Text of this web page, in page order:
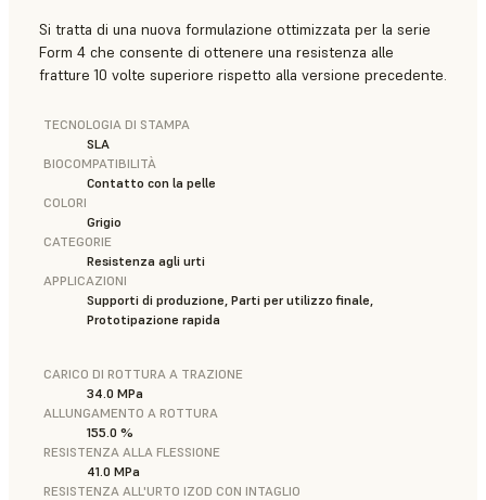
Si tratta di una nuova formulazione ottimizzata per la serie
Form 4 che consente di ottenere una resistenza alle
fratture 10 volte superiore rispetto alla versione precedente.
TECNOLOGIA DI STAMPA
SLA
BIOCOMPATIBILITÀ
Contatto con la pelle
COLORI
Grigio
CATEGORIE
Resistenza agli urti
APPLICAZIONI
Supporti di produzione, Parti per utilizzo finale,
Prototipazione rapida
CARICO DI ROTTURA A TRAZIONE
34.0 MPa
ALLUNGAMENTO A ROTTURA
155.0 %
RESISTENZA ALLA FLESSIONE
41.0 MPa
RESISTENZA ALL'URTO IZOD CON INTAGLIO